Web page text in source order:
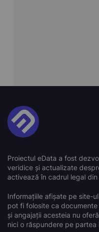
Proiectul eData a fost
veridice și actualizate
activează în cadrul legal
Informațiile afișate pe site-
pot fi folosite ca
și angajații acesteia nu
nici o răspundere pe